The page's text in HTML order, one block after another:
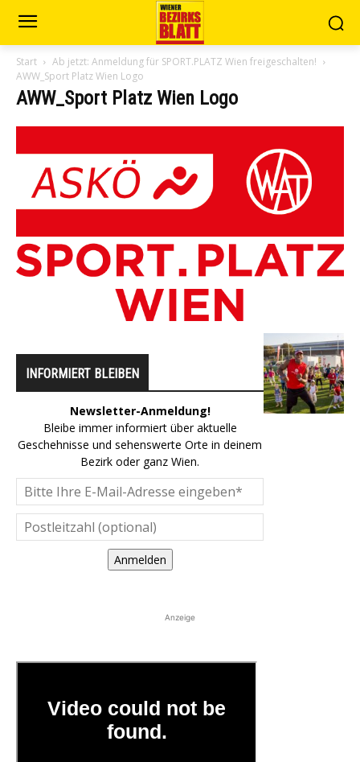
Start
Ab jetzt: Anmeldung für SPORT.PLATZ Wien freigeschalten!
AWW_Sport Platz Wien Logo
AWW_Sport Platz Wien Logo
INFORMIERT BLEIBEN
Newsletter-Anmeldung!
Bleibe immer informiert über aktuelle
Geschehnisse und sehenswerte Orte in deinem
Bezirk oder ganz Wien.
Anmelden
Anzeige